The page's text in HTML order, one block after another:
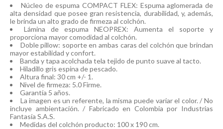
Núcleo de espuma COMPACT FLEX: Espuma aglomerada de
alta densidad que posee gran resistencia, durabilidad, y, además,
le brinda un alto grado de firmeza al colchón.
Lámina de espuma NEOPREX: Aumenta el soporte y
proporciona mayor comodidad al colchón.
Doble pillow: soporte en ambas caras del colchón que brindan
mayor estabilidad y confort.
Banda y tapa acolchada tela tejido de punto suave al tacto.
Hiladillo gris espina de pescado.
Altura final: 30 cm +/- 1.
Nivel de firmeza: 5.0 Firme.
Garantía 5 años.
La imagen es un referente, la misma puede variar el color. / No
incluye ambientación. / Fabricado en Colombia por Industrias
Fantasía S.A.S.
Medidas del colchón producto: 100 x 190 cm.